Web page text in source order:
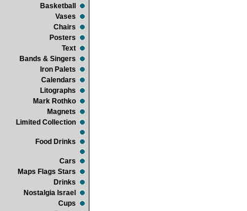
Basketball
Vases
Chairs
Posters
Text
Bands & Singers
Iron Palets
Calendars
Litographs
Mark Rothko
Magnets
Limited Collection
Food Drinks
Cars
Maps Flags Stars
Drinks
Nostalgia Israel
Cups